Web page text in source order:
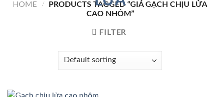
HOME /
PRODUCTS TAGGED “GIÁ GẠCH CHỊU LỬA
CAO NHÔM”
FILTER